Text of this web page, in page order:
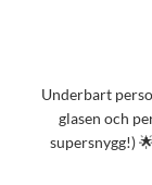
Underbart
glasen och
supersnygg!)